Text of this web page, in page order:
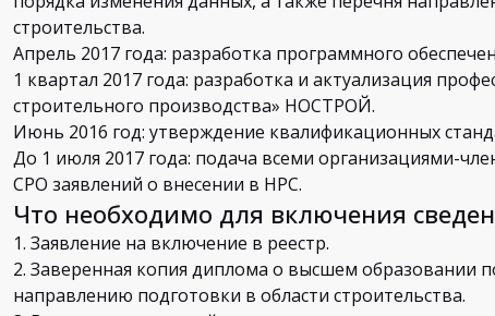
строительства.
Апрель 2017 года: разработка программного
1 квартал 2017 года: разработка и актуализация
строительного производства» НОСТРОЙ.
Июнь 2016 год: утверждение квалификационных
До 1 июля 2017 года: подача всеми организациями-
СРО заявлений о внесении в НРС.
Что необходимо для включения
1. Заявление на включение в реестр.
2. Заверенная копия диплома о высшем образовании
направлению подготовки в области строительства.